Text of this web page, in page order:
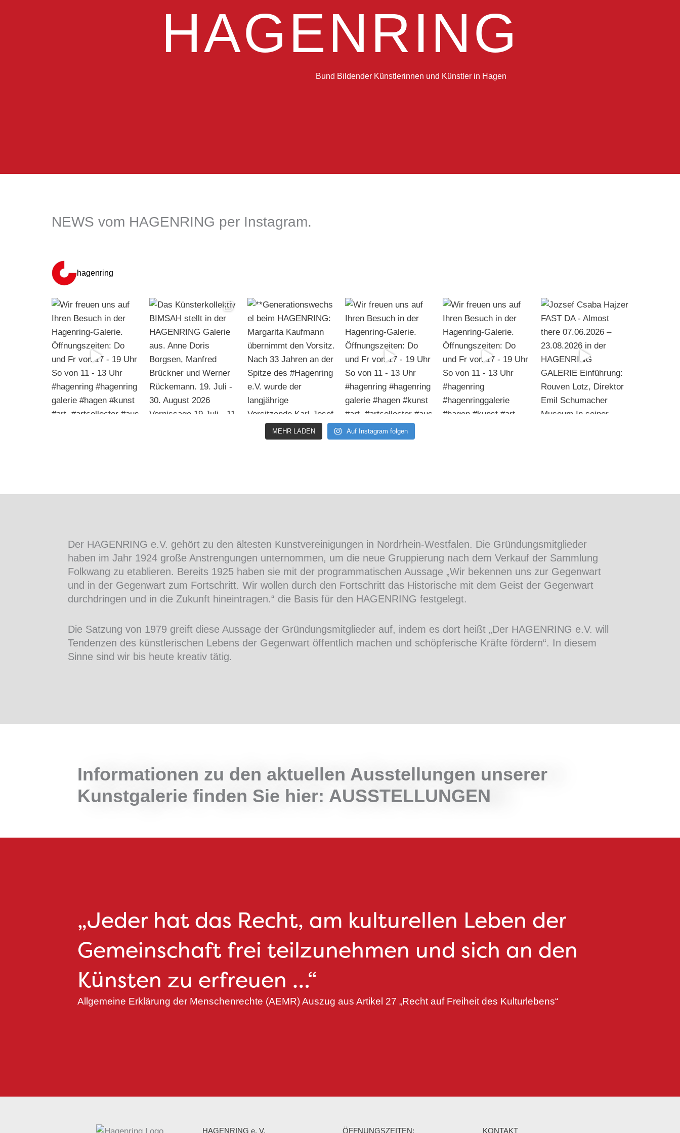
HAGENRING
Bund Bildender Künstlerinnen und Künstler in Hagen
NEWS vom HAGENRING per Instagram.
hagenring
MEHR LADEN Auf Instagram folgen
Der HAGENRING e.V. gehört zu den ältesten Kunstvereinigungen in Nordrhein-Westfalen. Die Gründungsmitglieder
haben im Jahr 1924 große Anstrengungen unternommen, um die neue Gruppierung nach dem Verkauf der Sammlung
Folkwang zu etablieren. Bereits 1925 haben sie mit der programmatischen Aussage „Wir bekennen uns zur Gegenwart
und in der Gegenwart zum Fortschritt. Wir wollen durch den Fortschritt das Historische mit dem Geist der Gegenwart
durchdringen und in die Zukunft hineintragen.“ die Basis für den HAGENRING festgelegt.
Die Satzung von 1979 greift diese Aussage der Gründungsmitglieder auf, indem es dort heißt „Der HAGENRING e.V. will
Tendenzen des künstlerischen Lebens der Gegenwart öffentlich machen und schöpferische Kräfte fördern“. In diesem
Sinne sind wir bis heute kreativ tätig.
Informationen zu den aktuellen Ausstellungen unserer
Kunstgalerie finden Sie hier: AUSSTELLUNGEN
„Jeder hat das Recht, am kulturellen Leben der
Gemeinschaft frei teilzunehmen und sich an den
Künsten zu erfreuen …“​
Allgemeine Erklärung der Menschenrechte (AEMR) Auszug aus Artikel 27 „Recht auf Freiheit des Kulturlebens“
HAGENRING e. V. ÖFFNUNGSZEITEN: KONTAKT